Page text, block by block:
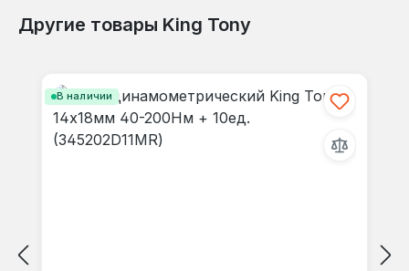
Другие товары King Tony
В наличии